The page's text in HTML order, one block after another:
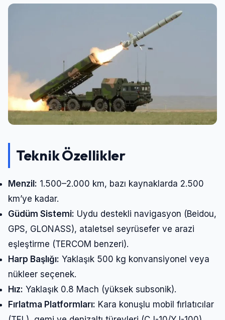
Teknik Özellikler
Menzil: 1.500–2.000 km, bazı kaynaklarda 2.500
km’ye kadar.
Güdüm Sistemi: Uydu destekli navigasyon (Beidou,
GPS, GLONASS), ataletsel seyrüsefer ve arazi
eşleştirme (TERCOM benzeri).
Harp Başlığı: Yaklaşık 500 kg konvansiyonel veya
nükleer seçenek.
Hız: Yaklaşık 0.8 Mach (yüksek subsonik).
Fırlatma Platformları: Kara konuşlu mobil fırlatıcılar